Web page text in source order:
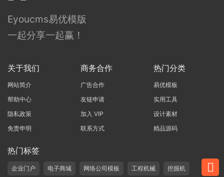
Eyoucms易优模版
一起分享一起赢！
关于我们
网站简介
帮助中心
隐私政策
免责申明
商务合作
广告合作
友链申请
加入 VIP
联系方式
热门分类
易优模板
实用工具
设计素材
精品源码
热门标签
企业门户 电子商城 网络公司模板 工程机械 挖掘机